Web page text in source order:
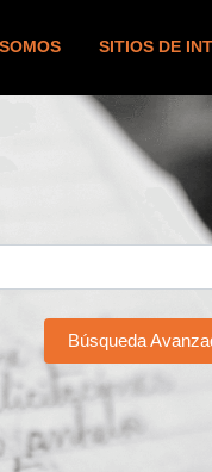
SITIOS DE
Búsqueda